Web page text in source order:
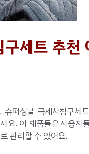
세트 추천
퍼싱글 극세사침구세
요. 이 제품들은 사용자
관리할 수 있어요.